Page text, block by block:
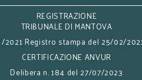
REGISTRAZIONE
TRIBUNALE DI MANTOVA
/2021 Registro stampa del 25/02/
CERTIFICAZIONE ANVUR
Delibera n. 184 del 27/07/2023